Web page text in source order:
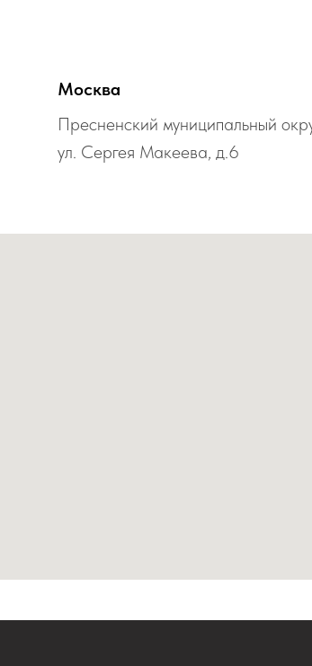
Москва
Пресненский муниципальный
ул. Сергея Макеева, д.6